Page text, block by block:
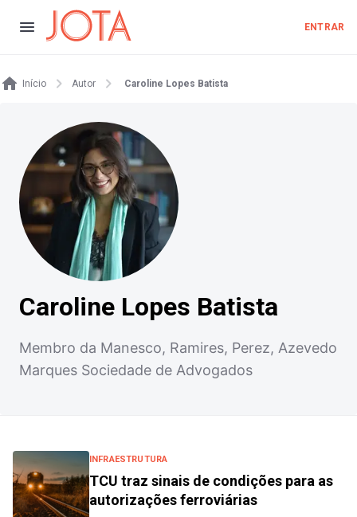
ENTRAR
Início Autor Caroline Lopes Batista
Caroline Lopes Batista
Membro da Manesco, Ramires, Perez, Azevedo
Marques Sociedade de Advogados
INFRAESTRUTURA
TCU traz sinais de condições para as
autorizações ferroviárias